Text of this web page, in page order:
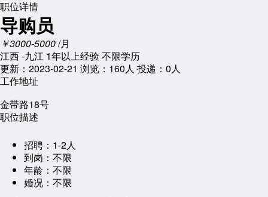
职位详情
导购员
￥3000-5000/月
江西 -九江 1年以上经验不限学历
更新：2023-02-21 浏览： 160人 投递：0人
工作地址
金带路18号
职位描述
招聘： 1-2人
到岗： 不限
年龄： 不限
婚况： 不限